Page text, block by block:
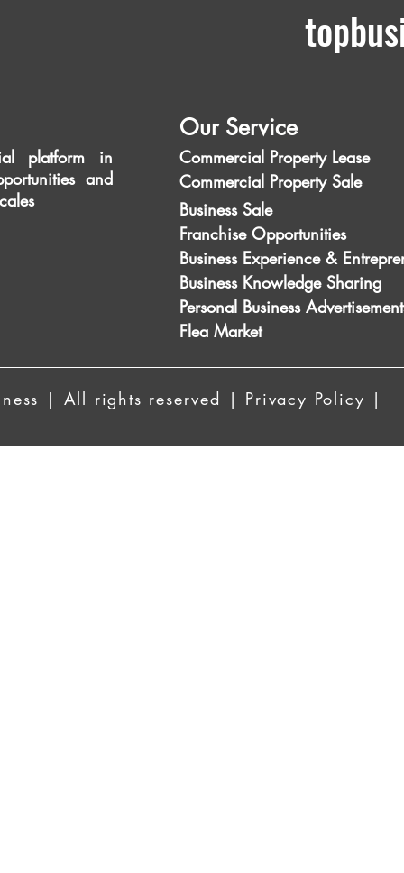
platform in
and
Our Service
Commercial Property Lease
Commercial Property Sale
Business Sale
Franchise Opportunities
Business Experience &
Business Knowledge Sharing
Personal Business
Flea Market
| All rights reserved | Privacy Policy |